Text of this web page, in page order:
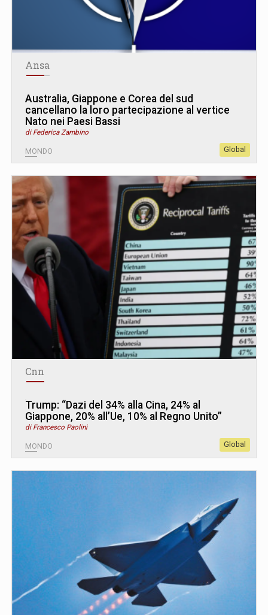
Ansa
Australia, Giappone e Corea del sud
cancellano la loro partecipazione al vertice
Nato nei Paesi Bassi
di Federica Zambino
MONDO Global
Cnn
Trump: “Dazi del 34% alla Cina, 24% al
Giappone, 20% all’Ue, 10% al Regno Unito”
di Francesco Paolini
MONDO Global